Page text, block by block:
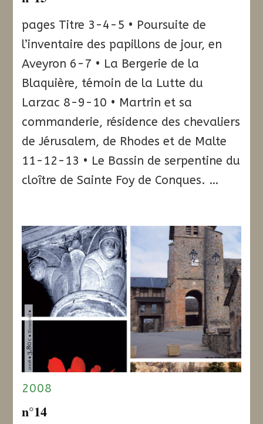
pages Titre 3-4-5 • Poursuite de
l’inventaire des papillons de jour, en
Aveyron 6-7 • La Bergerie de la
Blaquière, témoin de la Lutte du
Larzac 8-9-10 • Martrin et sa
commanderie, résidence des chevaliers
de Jérusalem, de Rhodes et de Malte
11-12-13 • Le Bassin de serpentine du
cloître de Sainte Foy de Conques. …
2008
n°14